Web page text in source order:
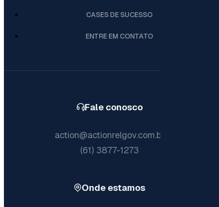
CASES DE SUCESSO
ENTRE EM CONTATO
Fale conosco
action@actionrelgov.com.br
(61) 3877-1273
Onde estamos